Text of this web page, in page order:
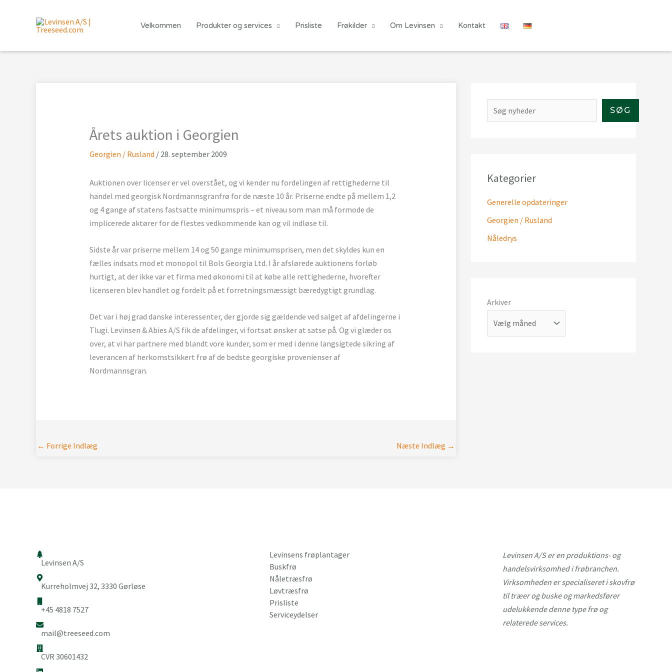
Velkommen Produkter og services Prisliste Frøkilder Om Levinsen Kontakt
Årets auktion i Georgien
Georgien / Rusland / 28. september 2009
Auktionen over licenser er vel overstået, og vi kender nu fordelingen af rettighederne til
handel med georgisk Nordmannsgranfrø for de næste 10 år. Priserne endte på mellem 1,2
og 4 gange af statens fastsatte minimumspris – et niveau som man må formode de
implicerede aktører for de flestes vedkommende kan og vil indløse til.
Sidste år var priserne mellem 14 og 50 gange minimumsprisen, men det skyldes kun en
fælles indsats mod et monopol til Bols Georgia Ltd. I år afslørede auktionens forløb
hurtigt, at der ikke var et firma med økonomi til at købe alle rettighederne, hvorefter
licenseren blev handlet og fordelt på et forretningsmæssigt bæredygtigt grundlag.
Det var i høj grad danske interessenter, der gjorde sig gældende ved salget af afdelingerne i
Tlugi. Levinsen & Abies A/S fik de afdelinger, vi fortsat ønsker at satse på. Og vi glæder os
over, at vi har partnere med blandt vore kunder, som er med i denne langsigtede sikring af
leverancen af herkomstsikkert frø af de bedste georgiske provenienser af
Nordmannsgran.
← Forrige Indlæg Næste Indlæg →
ø
SØG
Kategorier
Generelle opdateringer
Georgien / Rusland
Nåledrys
Arkiver
Levinsen A/S
Kurreholmvej 32, 3330 Gørløse
+45 4818 7527
mail@treeseed.com
CVR 30601432
Levinsens frøplantager
Buskfrø
Nåletræsfrø
Løvtræsfrø
Prisliste
Serviceydelser
Levinsen A/S er en produktions- og
handelsvirksomhed i frøbranchen.
Virksomheden er specialiseret i skovfrø
til træer og buske og markedsfører
udelukkende denne type frø og
relaterede services.